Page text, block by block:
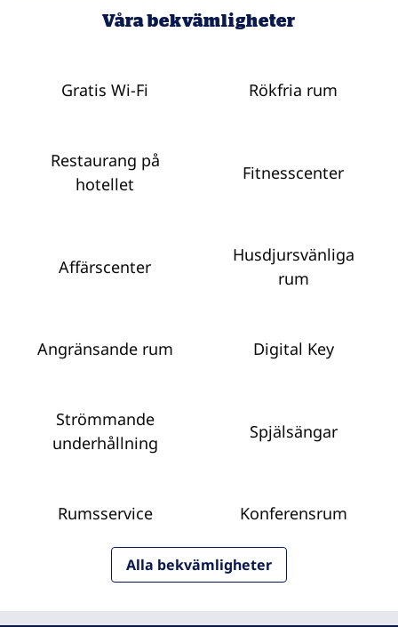
Våra bekvämligheter
Gratis Wi-Fi Rökfria rum
Restaurang på
hotellet
Fitnesscenter
Affärscenter
Husdjursvänliga
rum
Angränsande rum Digital Key
Strömmande
underhållning
Spjälsängar
Rumsservice Konferensrum
Alla bekvämligheter